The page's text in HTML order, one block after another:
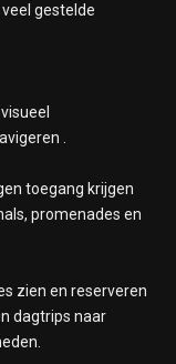
veel gestelde
.
toegang krijgen
promenades en
zien en reserveren
dagtrips naar